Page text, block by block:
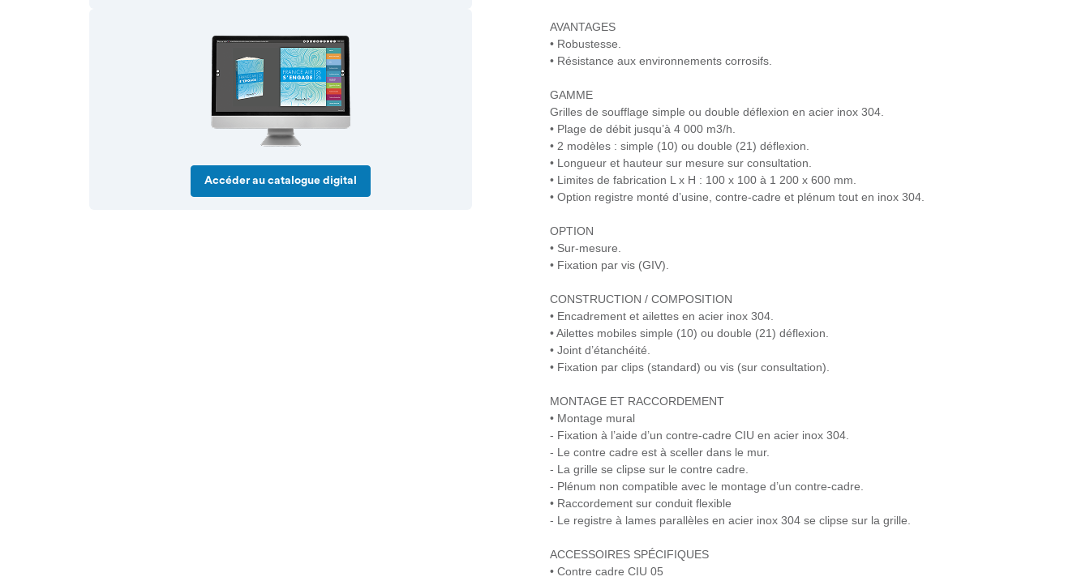
Accéder au catalogue digital
AVANTAGES
• Robustesse.
• Résistance aux environnements corrosifs.
GAMME
Grilles de soufflage simple ou double déflexion en acier inox 304.
• Plage de débit jusqu’à 4 000 m3/h.
• 2 modèles : simple (10) ou double (21) déflexion.
• Longueur et hauteur sur mesure sur consultation.
• Limites de fabrication L x H : 100 x 100 à 1 200 x 600 mm.
• Option registre monté d’usine, contre-cadre et plénum tout en inox 304.
OPTION
• Sur-mesure.
• Fixation par vis (GIV).
CONSTRUCTION / COMPOSITION
• Encadrement et ailettes en acier inox 304.
• Ailettes mobiles simple (10) ou double (21) déflexion.
• Joint d’étanchéité.
• Fixation par clips (standard) ou vis (sur consultation).
MONTAGE ET RACCORDEMENT
• Montage mural
- Fixation à l’aide d’un contre-cadre CIU en acier inox 304.
- Le contre cadre est à sceller dans le mur.
- La grille se clipse sur le contre cadre.
- Plénum non compatible avec le montage d’un contre-cadre.
• Raccordement sur conduit flexible
- Le registre à lames parallèles en acier inox 304 se clipse sur la grille.
ACCESSOIRES SPÉCIFIQUES
• Contre cadre CIU 05